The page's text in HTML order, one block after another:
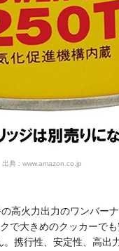
出典 : www.amazon.co.jp
高火力出力のワンバー
で大きめのクッカーで
携行性、安定性、高出